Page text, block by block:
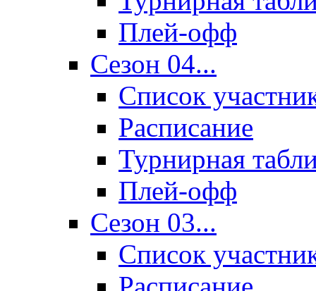
Плей-офф
Сезон 04...
Список
Расписание
Турнирная
Плей-офф
Сезон 03...
Список